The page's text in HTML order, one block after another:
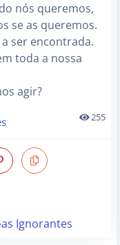
nós queremos,
se as queremos.
ser encontrada.
toda a nossa
agir?
255
Ignorantes